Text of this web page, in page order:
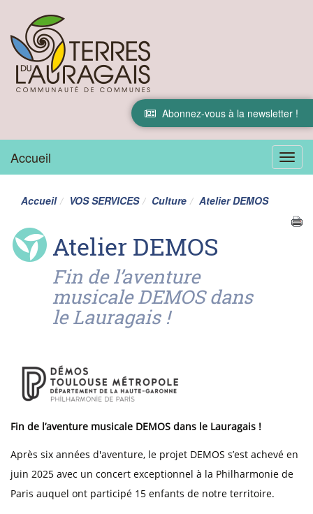
Abonnez-vous à la newsletter !
Menu
Accueil
Accueil VOS SERVICES Culture Atelier DEMOS
Atelier DEMOS
Fin de l’aventure
musicale DEMOS dans
le Lauragais !
Fin de l’aventure musicale DEMOS dans le Lauragais !
Après six années d'aventure, le projet DEMOS s’est achevé en
juin 2025 avec un concert exceptionnel à la Philharmonie de
Paris auquel ont participé 15 enfants de notre territoire.